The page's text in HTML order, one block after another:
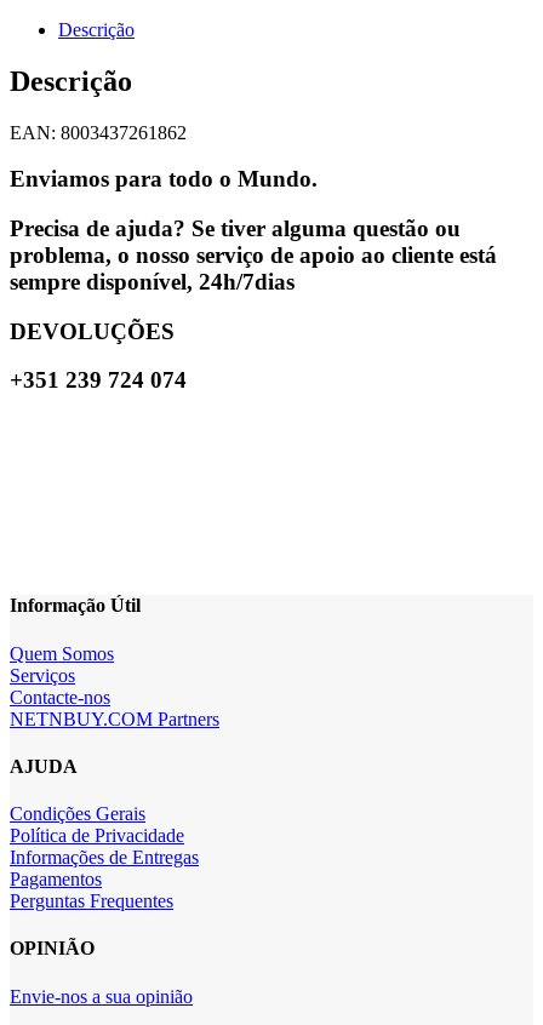
Descrição
Descrição
EAN: 8003437261862
Enviamos para todo o Mundo.
Precisa de ajuda? Se tiver alguma questão ou
problema, o nosso serviço de apoio ao cliente está
sempre disponível, 24h/7dias
DEVOLUÇÕES
+351 239 724 074
Informação Útil
Quem Somos
Serviços
Contacte-nos
NETNBUY.COM Partners
AJUDA
Condições Gerais
Política de Privacidade
Informações de Entregas
Pagamentos
Perguntas Frequentes
OPINIÃO
Envie-nos a sua opinião